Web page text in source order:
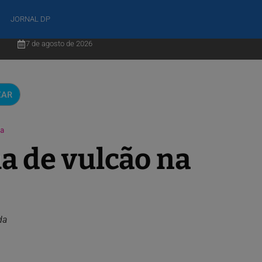
JORNAL DP
7 de agosto de 2026
de vulcão na